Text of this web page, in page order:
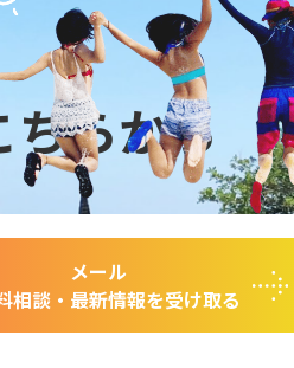
らから
メール
相談・最新情報を受け取る